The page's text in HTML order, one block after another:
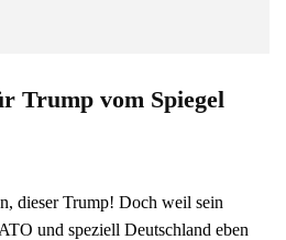
Trump vom Spiegel
dieser Trump! Doch weil sein
und speziell Deutschland eben